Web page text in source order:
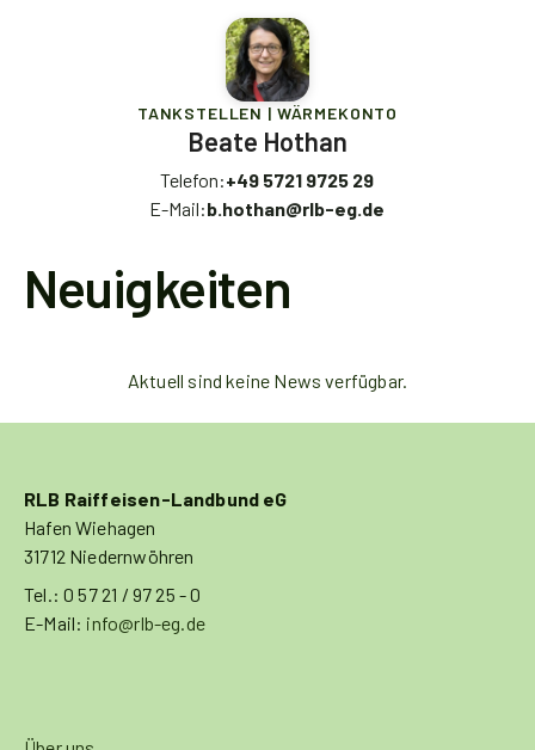
TANKSTELLEN | WÄRMEKONTO
Beate Hothan
Telefon:+49 5721 9725 29
E-Mail:b.hothan@rlb-eg.de
Neuigkeiten
Aktuell sind keine News verfügbar.
RLB Raiffeisen-Landbund eG
Hafen Wiehagen
31712 Niedernwöhren
Tel.: 0 57 21 / 97 25 - 0
E-Mail: info@rlb-eg.de